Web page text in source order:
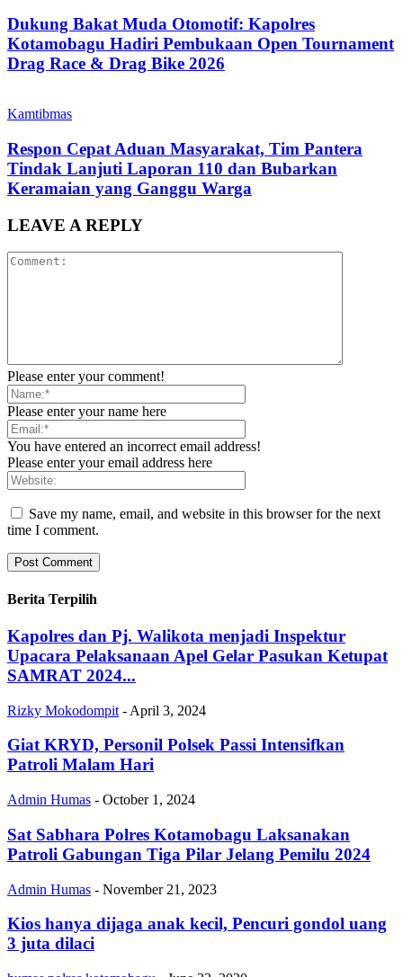
Dukung Bakat Muda Otomotif: Kapolres
Kotamobagu Hadiri Pembukaan Open Tournament
Drag Race & Drag Bike 2026
Kamtibmas
Respon Cepat Aduan Masyarakat, Tim Pantera
Tindak Lanjuti Laporan 110 dan Bubarkan
Keramaian yang Ganggu Warga
LEAVE A REPLY
Please enter your comment!
Please enter your name here
You have entered an incorrect email address!
Please enter your email address here
Save my name, email, and website in this browser for the next
time I comment.
Berita Terpilih
Kapolres dan Pj. Walikota menjadi Inspektur
Upacara Pelaksanaan Apel Gelar Pasukan Ketupat
SAMRAT 2024...
Rizky Mokodompit - April 3, 2024
Giat KRYD, Personil Polsek Passi Intensifkan
Patroli Malam Hari
Admin Humas - October 1, 2024
Sat Sabhara Polres Kotamobagu Laksanakan
Patroli Gabungan Tiga Pilar Jelang Pemilu 2024
Admin Humas - November 21, 2023
Kios hanya dijaga anak kecil, Pencuri gondol uang
3 juta dilaci